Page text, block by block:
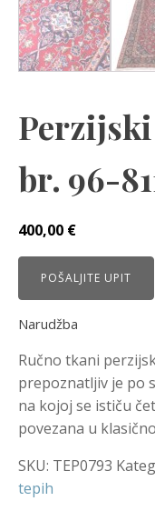
br. 96-
400,00 €
POŠALJITE UPIT
Narudžba
Ručno tkani
prepoznatljiv je po
na kojoj se ističu
povezana u
SKU: TEP0793
tepih